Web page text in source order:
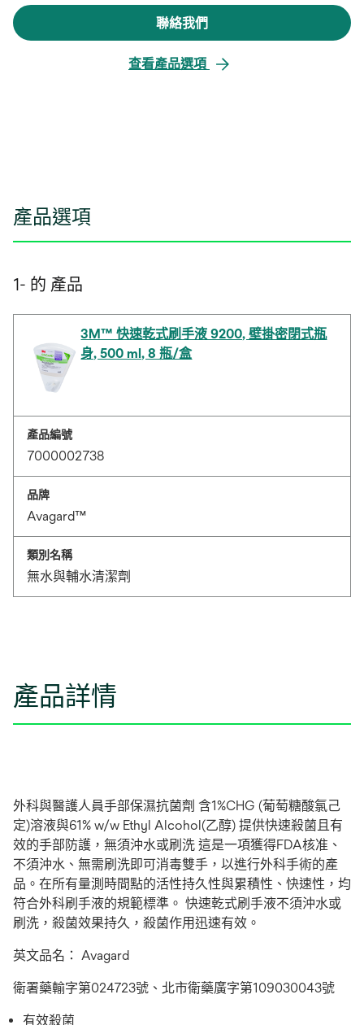
聯絡我們
查看產品選項
產品選項
1- 的 產品
3M™ 快速乾式刷手液 9200, 壁掛密閉式瓶
身, 500 ml, 8 瓶/盒
產品編號
7000002738
品牌
Avagard™
類別名稱
無水與輔水清潔劑
產品詳情
外科與醫護人員手部保濕抗菌劑 含1%CHG (葡萄糖酸氯己
定)溶液與61% w/w Ethyl Alcohol(乙醇) 提供快速殺菌且有
效的手部防護，無須沖水或刷洗 這是一項獲得FDA核准、
不須沖水、無需刷洗即可消毒雙手，以進行外科手術的產
品。在所有量測時間點的活性持久性與累積性、快速性，均
符合外科刷手液的規範標準。 快速乾式刷手液不須沖水或
刷洗，殺菌效果持久，殺菌作用迅速有效。
英文品名： Avagard
衛署藥輸字第024723號、北市衛藥廣字第109030043號
有效殺菌